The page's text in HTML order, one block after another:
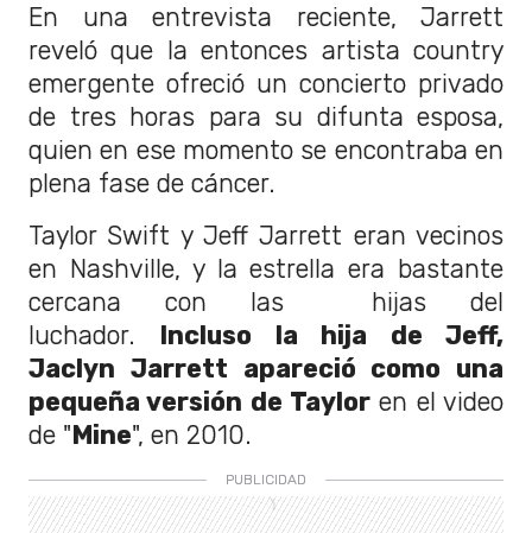
En una entrevista reciente, Jarrett
reveló que la entonces artista country
emergente ofreció un concierto privado
de tres horas para su difunta esposa,
quien en ese momento se encontraba en
plena fase de cáncer.
Taylor Swift y Jeff Jarrett eran vecinos
en Nashville, y la estrella era bastante
cercana con las hijas del
luchador. Incluso la hija de Jeff,
Jaclyn Jarrett apareció como una
pequeña versión de Taylor en el video
de "Mine", en 2010.